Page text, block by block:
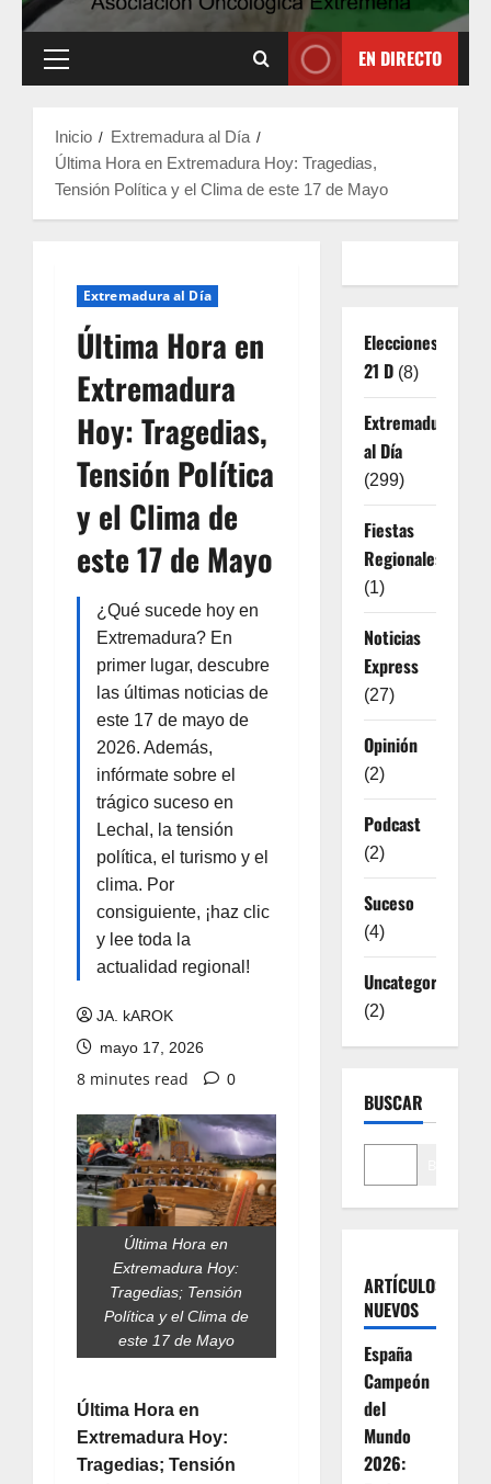
Menú
EN DIRECTO
Inicio
Extremadura al Día
Última Hora en Extremadura Hoy: Tragedias,
Tensión Política y el Clima de este 17 de Mayo
Extremadura al Día
Última Hora en
Extremadura
Hoy: Tragedias,
Tensión Política
y el Clima de
este 17 de Mayo
¿Qué sucede hoy en
Extremadura? En
primer lugar, descubre
las últimas noticias de
este 17 de mayo de
2026. Además,
infórmate sobre el
trágico suceso en
Lechal, la tensión
política, el turismo y el
clima. Por
consiguiente, ¡haz clic
y lee toda la
actualidad regional!
JA. kAROK
mayo 17, 2026
8 minutes read 0
Última Hora en
Extremadura Hoy:
Tragedias; Tensión
Política y el Clima de
este 17 de Mayo
Última Hora en
Extremadura Hoy:
Tragedias; Tensión
Elecciones
21 D(8)
Extremadura
al Día
(299)
Fiestas
Regionales
(1)
Noticias
Express
(27)
Opinión
(2)
Podcast
(2)
Suceso
(4)
Uncategorized
(2)
BUSCAR
ARTÍCULOS
NUEVOS
España
Campeón
del
Mundo
2026: